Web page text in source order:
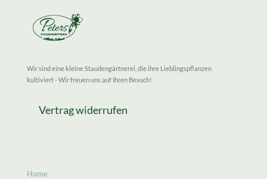
Wir sind eine kleine Staudengärtnerei, die ihre Lieblingspflanzen
kultiviert - Wir freuen uns auf Ihren Besuch!
Vertrag widerrufen
Home